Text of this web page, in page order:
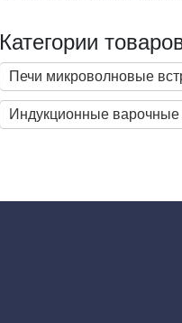
Категории
Печи микроволновые
Индукционные варочные